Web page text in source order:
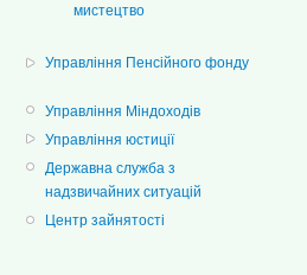
мистецтво
Управління Пенсійного фонду
Управління Міндоходів
Управління юстиції
Державна служба з
надзвичайних ситуацій
Центр зайнятості